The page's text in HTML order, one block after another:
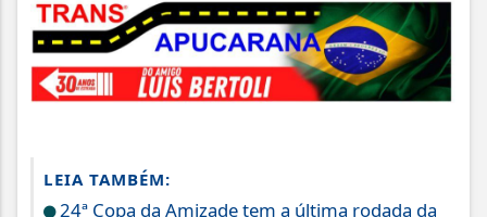
LEIA TAMBÉM:
24ª Copa da Amizade tem a última rodada da